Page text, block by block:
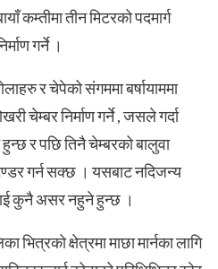
कम्तीमा तीन मिटरको पदमार्ग
गर्ने ।
र चेपेको संगममा बर्षायाममा
चेम्बर निर्माण गर्ने , जसले गर्दा
र पछि तिनै चेम्बरको बालुवा
गर्न सक्छ । यसबाट नदिजन्य
कुनै असर नहुने हुन्छ ।
भित्रको क्षेत्रमा माछा मार्नका लागि